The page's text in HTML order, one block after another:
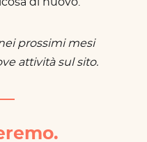
prossimi mesi
attività sul sito.